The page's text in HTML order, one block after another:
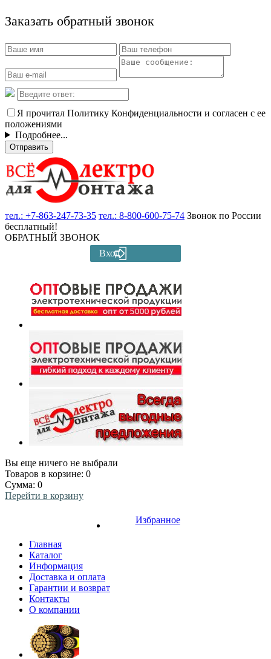
Заказать обратный звонок
Я прочитал Политику Конфиденциальности и согласен с ее
положениями
Подробнее...
Отправить
тел.: +7-863-247-73-35 тел.: 8-800-600-75-74 Звонок по России
бесплатный!
ОБРАТНЫЙ ЗВОНОК
Вход
Вы еще ничего не выбрали
Товаров в корзине: 0
Сумма: 0
Перейти в корзину
Избранное
Главная
Каталог
Информация
Доставка и оплата
Гарантии и возврат
Контакты
О компании